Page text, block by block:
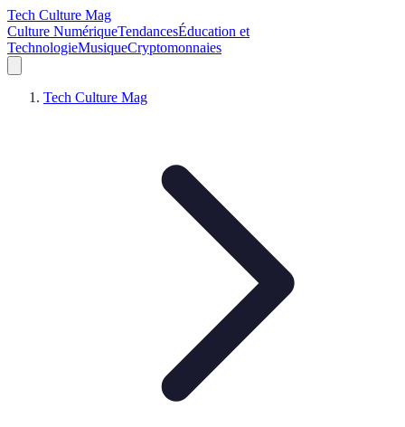
Tech Culture Mag
Culture NumériqueTendancesÉducation et
TechnologieMusiqueCryptomonnaies
Tech Culture Mag